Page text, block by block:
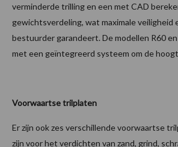
verminderde trilling en een met CAD
gewichtsverdeling, wat maximale veiligheid
bestuurder garandeert. De modellen R60
met een geïntegreerd systeem om de
Voorwaartse trilplaten
Er zijn ook zes verschillende voorwaartse
zijn voor het verdichten van zand, grind,